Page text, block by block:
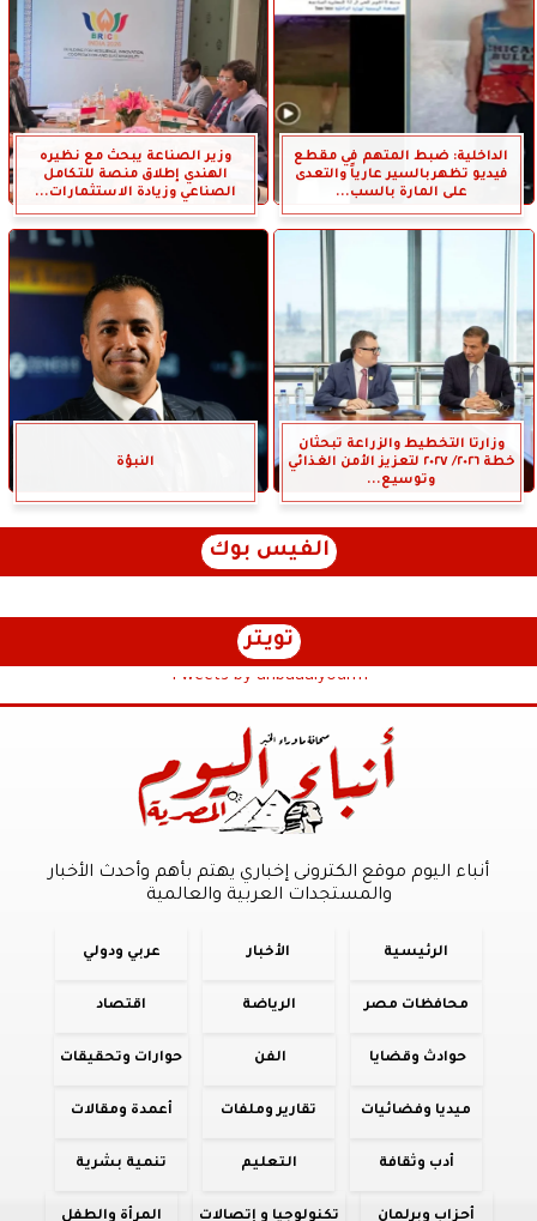
الداخلية: ضبط المتهم في مقطع
فيديو تظهربالسير عارياً والتعدى
على المارة بالسب...
وزير الصناعة يبحث مع نظيره
الهندي إطلاق منصة للتكامل
الصناعي وزيادة الاستثمارات...
وزارتا التخطيط والزراعة تبحثان
خطة ٢٠٢٦/ ٢٠٢٧ لتعزيز الأمن الغذائي
وتوسيع...
النبؤة
الفيس بوك
تويتر
Tweets by anbaaalyoum1
أنباء اليوم موقع الكترونى إخباري يهتم بأهم وأحدث الأخبار
والمستجدات العربية والعالمية
الرئيسية الأخبار عربي ودولي
محافظات مصر الرياضة اقتصاد
حوادث وقضايا الفن حوارات وتحقيقات
ميديا وفضائيات تقارير وملفات أعمدة ومقالات
أدب وثقافة التعليم تنمية بشرية
أحزاب وبرلمان تكنولوجيا و إتصالات المرأة والطفل